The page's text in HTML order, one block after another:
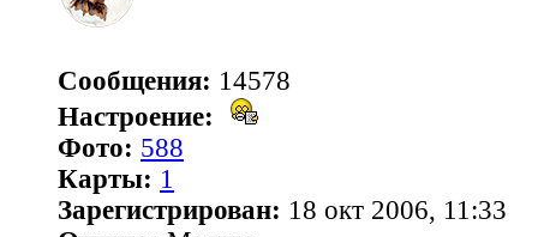
Сообщения: 14578
Настроение:
Фото: 588
Карты: 1
Зарегистрирован: 18 окт 2006, 11:33